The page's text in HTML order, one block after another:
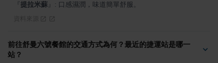
提拉米蘇 : 口感濕潤，味道簡單舒服。
前往舒曼六號餐館的交通方式為何？最近的捷運站是哪一
站？